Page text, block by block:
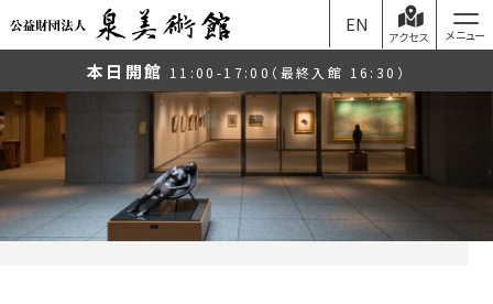
EN
本日開館 11:00-17:00（最終入館 16:30）
アクセス